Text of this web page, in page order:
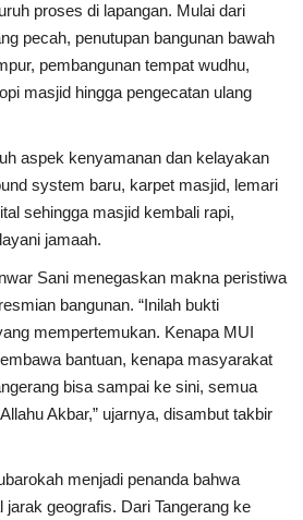
proses di lapangan. Mulai dari
pecah, penutupan bangunan bawah
pembangunan tempat wudhu,
masjid hingga pengecatan ulang
aspek kenyamanan dan kelayakan
system baru, karpet masjid, lemari
sehingga masjid kembali rapi,
jamaah.
Sani menegaskan makna peristiwa
bangunan. “Inilah bukti
mempertemukan. Kenapa MUI
bantuan, kenapa masyarakat
bisa sampai ke sini, semua
Akbar,” ujarnya, disambut takbir
menjadi penanda bahwa
geografis. Dari Tangerang ke